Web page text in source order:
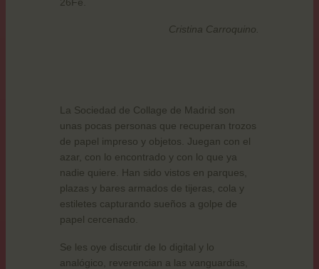
Cristina Carroquino.
La Sociedad de Collage de Madrid son
unas pocas personas que recuperan trozos
de papel impreso y objetos. Juegan con el
azar, con lo encontrado y con lo que ya
nadie quiere. Han sido vistos en parques,
plazas y bares armados de tijeras, cola y
estiletes capturando sueños a golpe de
papel cercenado.
Se les oye discutir de lo digital y lo
analógico, reverencian a las vanguardias,